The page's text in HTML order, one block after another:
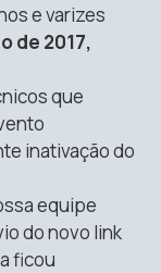
e varizes
de 2017,
que
inativação do
equipe
do novo link
ficou